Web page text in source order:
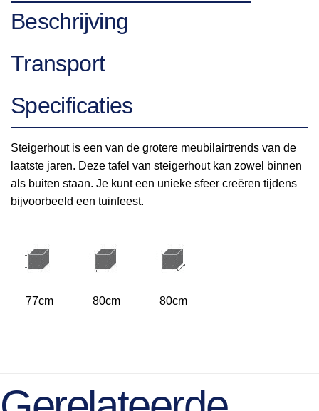
Beschrijving
Transport
Specificaties
Steigerhout is een van de grotere meubilairtrends van de
laatste jaren. Deze tafel van steigerhout kan zowel binnen
als buiten staan. Je kunt een unieke sfeer creëren tijdens
bijvoorbeeld een tuinfeest.
77cm 80cm 80cm